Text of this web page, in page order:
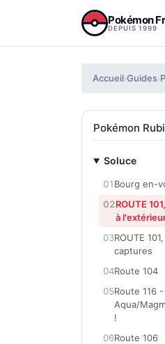
Pokémon
DEPUIS 1999
Accueil›Guides›
Pokémon
Soluce
01Bourg en-
02ROUTE
à
03ROUTE
captures
04Route 104
05Route 116
Aqua/
!
06Route 106